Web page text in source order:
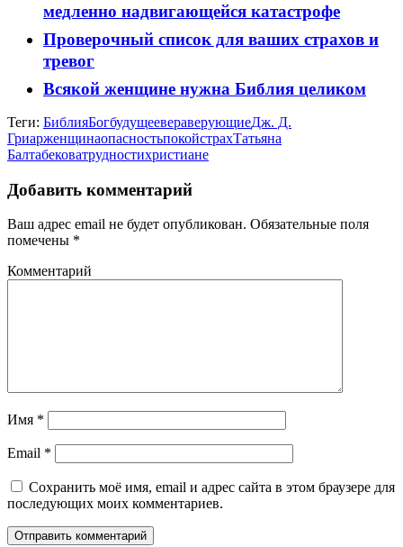
медленно надвигающейся катастрофе
Проверочный список для ваших страхов и
тревог
Всякой женщине нужна Библия целиком
Теги: БиблияБогбудущеевераверующиеДж. Д.
ГриарженщинаопасностьпокойстрахТатьяна
Балтабековатрудностихристиане
Добавить комментарий
Ваш адрес email не будет опубликован. Обязательные поля
помечены *
Комментарий
Имя *
Email *
Сохранить моё имя, email и адрес сайта в этом браузере для
последующих моих комментариев.